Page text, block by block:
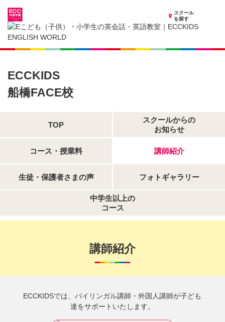
スクール
を探す
千葉県の子供英会話・英語教室
子供（小学生）英会話・英語教室 ECCKIDS 船橋FACE校
講師紹介
ECCKIDS
船橋FACE校
TOP
スクールからの
お知らせ
コース・授業料 講師紹介
生徒・保護者さまの声 フォトギャラリー
中学生以上の
コース
講師紹介
ECCKIDSでは、バイリンガル講師・外国人講師が子ども
達をサポートいたします。